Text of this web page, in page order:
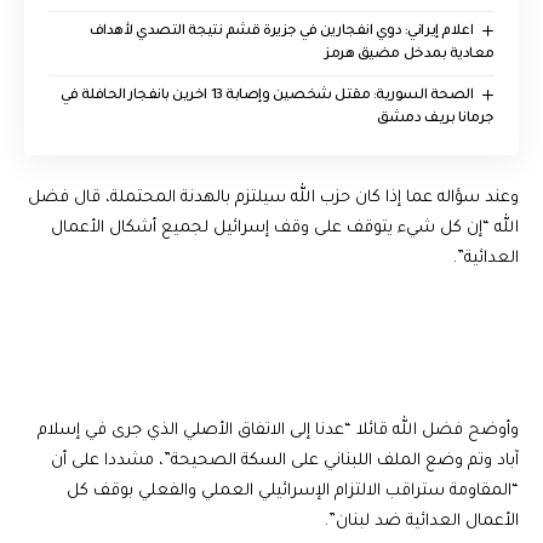
اعلام إيراني: دوي انفجارين في جزيرة قشم نتيجة التصدي لأهداف
معادية بمدخل مضيق هرمز
الصحة السورية: مقتل شخصين وإصابة 13 اخرين بانفجار الحافلة في
جرمانا بريف دمشق
وعند سؤاله عما إذا كان حزب الله سيلتزم بالهدنة المحتملة، قال فضل
الله “إن كل شيء يتوقف على وقف إسرائيل لجميع أشكال الأعمال
العدائية”.
وأوضح فضل الله قائلا “عدنا إلى الاتفاق الأصلي الذي جرى في إسلام
آباد وتم وضع الملف اللبناني على السكة الصحيحة”، مشددا على أن
“المقاومة ستراقب الالتزام الإسرائيلي العملي والفعلي بوقف كل
الأعمال العدائية ضد لبنان”.